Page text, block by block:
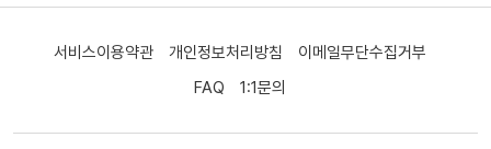
서비스이용약관 개인정보처리방침
이메일무단수집거부
FAQ
1:1문의